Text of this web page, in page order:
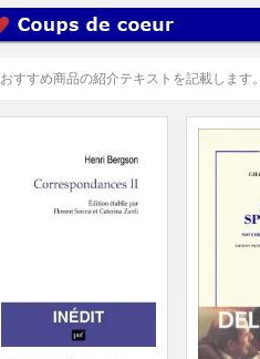
おすすめ商品の紹介テキストを記載します。